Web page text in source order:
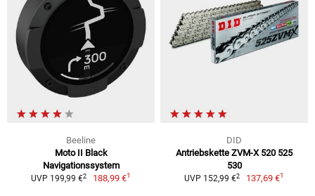
Beeline
Moto II Black
Navigationssystem
UVP 199,99 €2 188,99 €1
DID
Antriebskette ZVM-X 520 525
530
UVP 152,99 €2 137,69 €1